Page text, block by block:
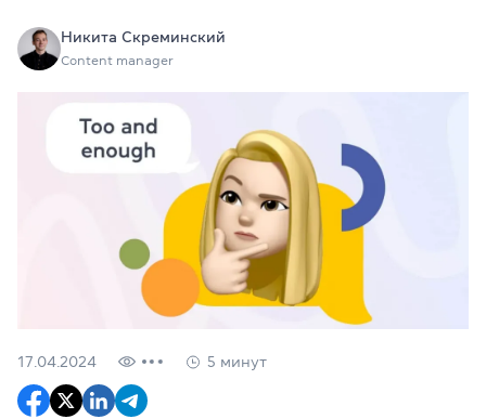
Никита Скреминский
Content manager
17.04.2024 5 минут